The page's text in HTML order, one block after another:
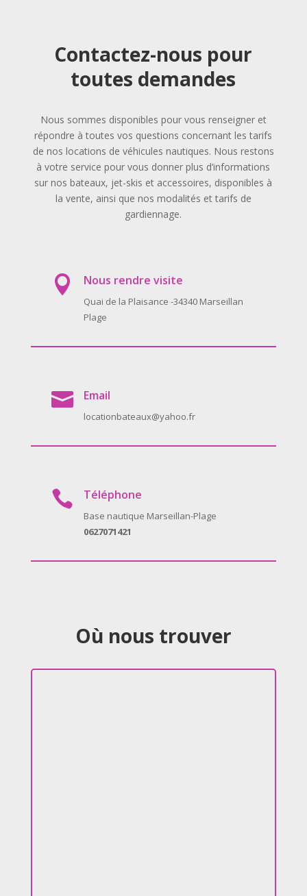
Contactez-nous pour
toutes demandes
Nous sommes disponibles pour vous renseigner et
répondre à toutes vos questions concernant les tarifs
de nos locations de véhicules nautiques. Nous restons
à votre service pour vous donner plus d’informations
sur nos bateaux, jet-skis et accessoires, disponibles à
la vente, ainsi que nos modalités et tarifs de
gardiennage.
 Nous rendre visite
Quai de la Plaisance -34340 Marseillan
Plage
 Email
locationbateaux@yahoo.fr
 Téléphone
Base nautique Marseillan-Plage
0627071421
Où nous trouver